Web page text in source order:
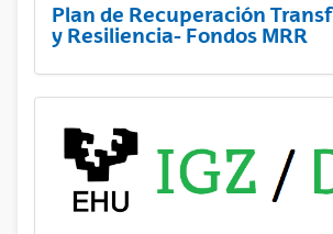
Plan de Recuperación
y Resiliencia- Fondos MRR